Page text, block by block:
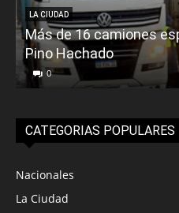
LA CIUDAD
Más de 16 camiones
Pino Hachado
0
CATEGORIAS POPULARES
Nacionales
La Ciudad